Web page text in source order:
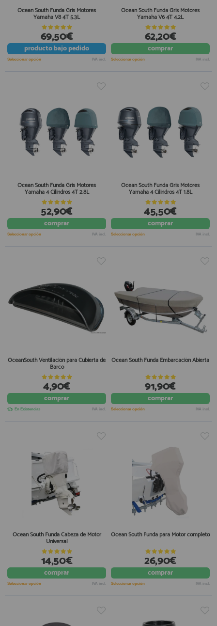
Ocean South Funda Gris Motores
Yamaha V8 4T 5.3L
69,50€
productobajo pedido
Seleccionar opción IVA incl.
Ocean South Funda Gris Motores
Yamaha V6 4T 4.2L
62,20€
comprar
Seleccionar opción IVA incl.
Ocean South Funda Gris Motores
Yamaha 4 Cilindros 4T 2.8L
52,90€
comprar
Seleccionar opción IVA incl.
Ocean South Funda Gris Motores
Yamaha 4 Cilindros 4T 1.8L
45,50€
comprar
Seleccionar opción IVA incl.
OceanSouth Ventilación para Cubierta de
Barco
4,90€
comprar
En Existencias IVA incl.
Ocean South Funda Embarcación Abierta
91,90€
comprar
Seleccionar opción IVA incl.
Ocean South Funda Cabeza de Motor
Universal
14,50€
comprar
Seleccionar opción IVA incl.
Ocean South Funda para Motor completo
26,90€
comprar
Seleccionar opción IVA incl.